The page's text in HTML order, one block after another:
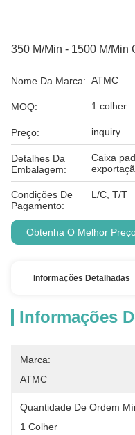
350 M/min - 1500 M/min
Nome Da Marca: ATMC
MOQ: 1 colher
Preço: inquiry
Detalhes Da
Embalagem:
Caixa
Condições De
Pagamento:
L/C, T/T
Obtenha O Melhor
Informações Detalhadas
Informações
Marca:
ATMC
Quantidade De Ordem
1 Colher